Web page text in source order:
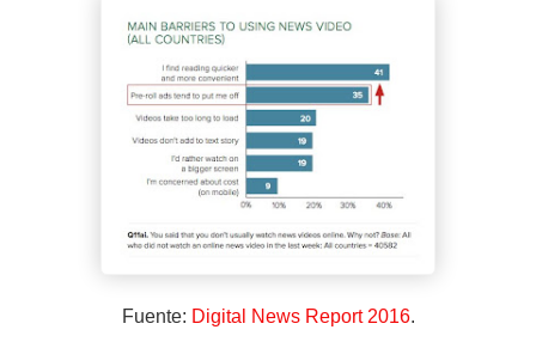
Fuente: Digital News Report 2016.